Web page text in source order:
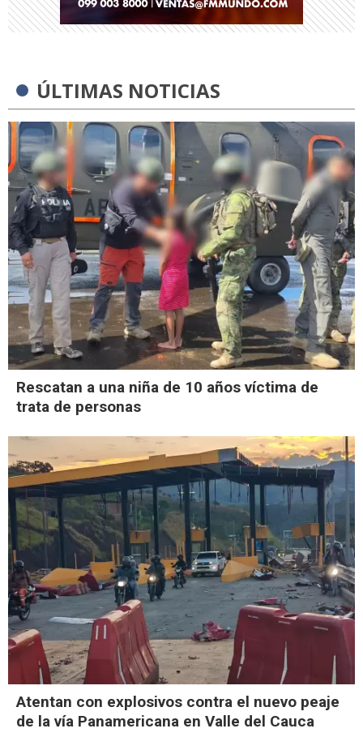
ÚLTIMAS NOTICIAS
Rescatan a una niña de 10 años víctima de
trata de personas
Atentan con explosivos contra el nuevo peaje
de la vía Panamericana en Valle del Cauca